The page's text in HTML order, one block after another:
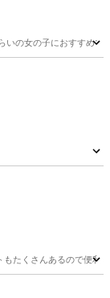
いの女の子におすすめで
たくさんあるので便利